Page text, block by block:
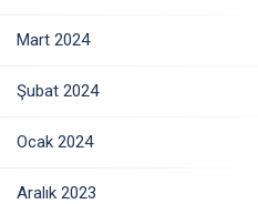
Mart 2024
Şubat 2024
Ocak 2024
Aralık 2023